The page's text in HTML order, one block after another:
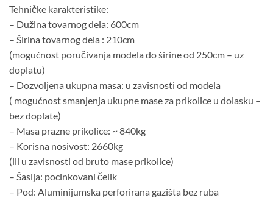
Tehničke karakteristike:
– Dužina tovarnog dela: 600cm
– Širina tovarnog dela : 210cm
(mogućnost poručivanja modela do širine od 250cm – uz
doplatu)
– Dozvoljena ukupna masa: u zavisnosti od modela
( mogućnost smanjenja ukupne mase za prikolice u dolasku –
bez doplate)
– Masa prazne prikolice: ~ 840kg
– Korisna nosivost: 2660kg
(ili u zavisnosti od bruto mase prikolice)
– Šasija: pocinkovani čelik
– Pod: Aluminijumska perforirana gazišta bez ruba